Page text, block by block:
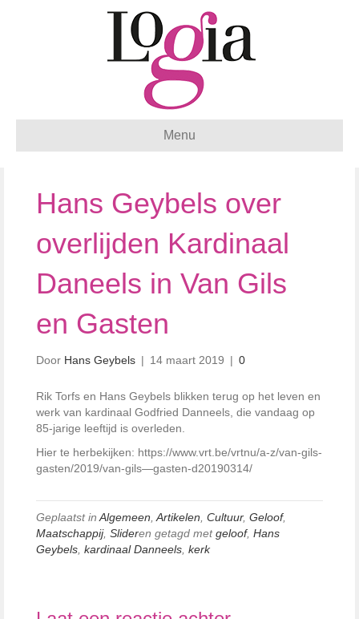
Menu
Hans Geybels over
overlijden Kardinaal
Daneels in Van Gils
en Gasten
Door Hans Geybels | 14 maart 2019 | 0
Rik Torfs en Hans Geybels blikken terug op het leven en
werk van kardinaal Godfried Danneels, die vandaag op
85-jarige leeftijd is overleden.
Hier te herbekijken: https://www.vrt.be/vrtnu/a-z/van-gils-
gasten/2019/van-gils—gasten-d20190314/
Geplaatst in Algemeen Artikelen Cultuur, Geloof,
Maatschappij, Slideren getagd metgeloof, Hans
Geybels kardinaal Danneels kerk